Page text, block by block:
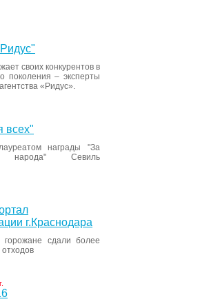
своих конкурентов в
поколения – эксперты
«Ридус».
всех"
награды "За
народа" Севиль
г.Краснодара
горожане сдали более
отходов